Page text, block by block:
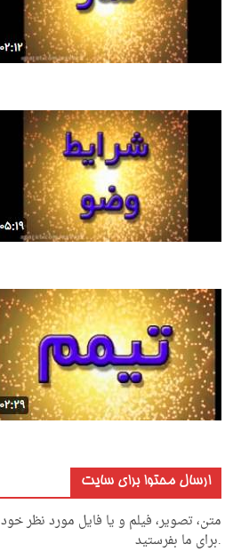
ارسال محتوا برای سایت
متن، تصویر، فیلم و یا فایل مورد نظر
.برای ما بفرستید